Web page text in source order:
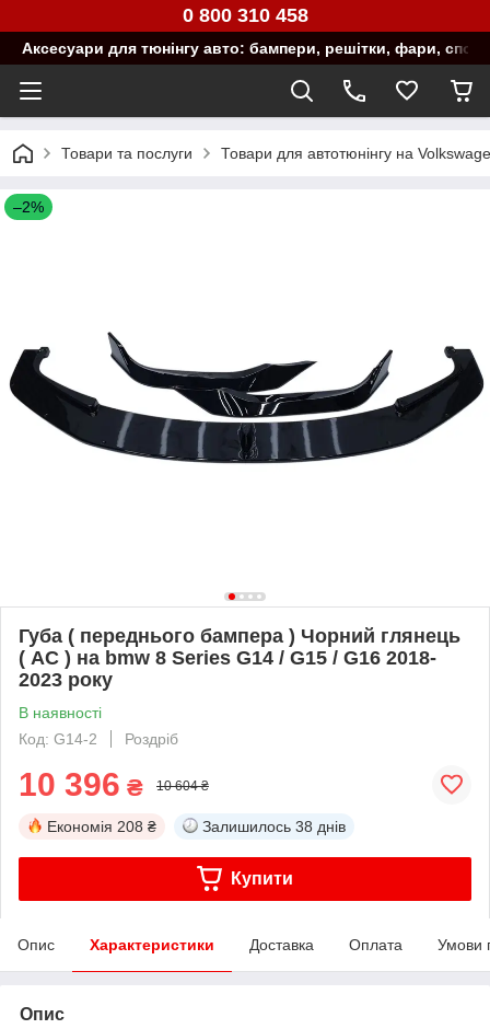
0 800 310 458
Аксесуари для тюнінгу авто: бампери, решітки, фари,
Товари та послуги Товари для автотюнінгу на
–2%
Губа ( переднього бампера ) Чорний глянець
( AC ) на bmw 8 Series G14 / G15 / G16 2018-
2023 року
В наявності
Код: G14-2
Роздріб
10 396 ₴ 10 604 ₴
Економія 208 ₴ Залишилось 38 днів
Купити
Опис Характеристики Доставка Оплата Умови
Опис